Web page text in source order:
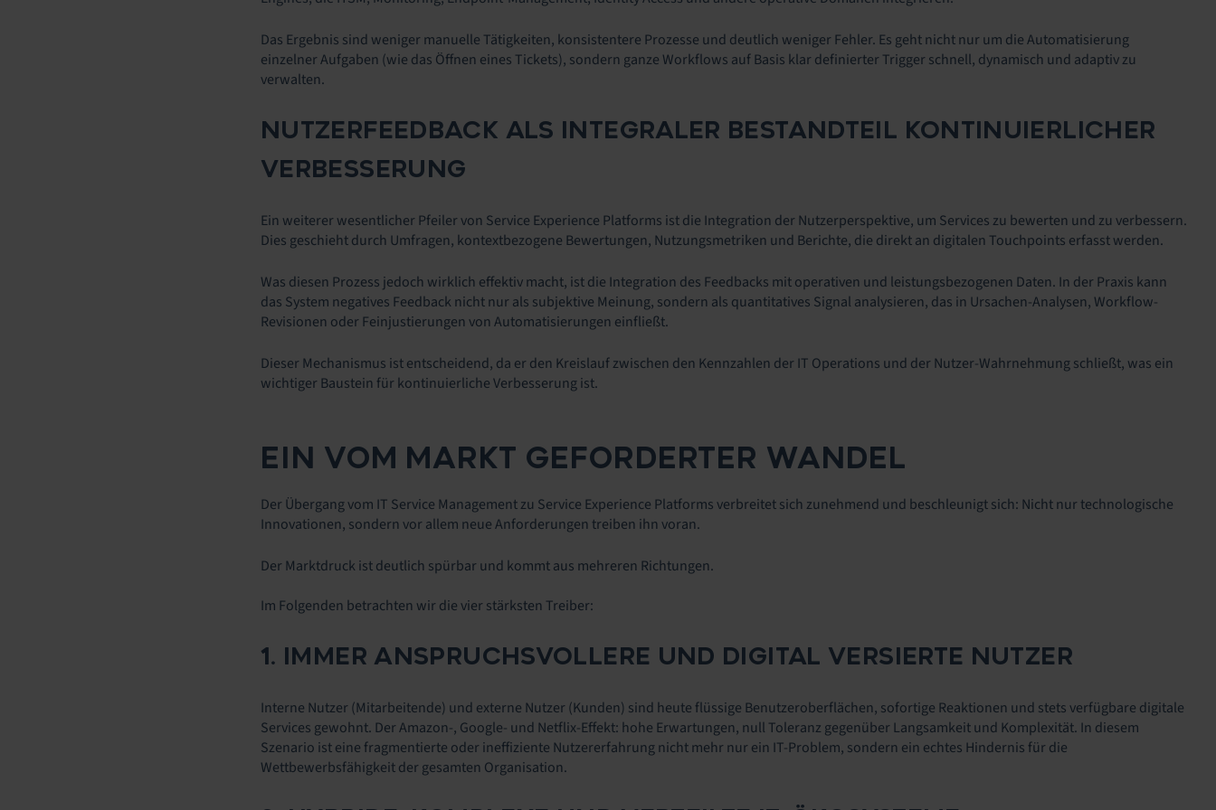
Das Ergebnis sind weniger manuelle Tätigkeiten, konsistentere Prozesse und deutlich weniger Fehler. Es geht nicht nur um die Automatisierung
einzelner Aufgaben (wie das Öffnen eines Tickets), sondern ganze Workflows auf Basis klar definierter Trigger schnell, dynamisch und adaptiv zu
verwalten.
NUTZERFEEDBACK ALS INTEGRALER BESTANDTEIL KONTINUIERLICHER
VERBESSERUNG
Ein weiterer wesentlicher Pfeiler von Service Experience Platforms ist die Integration der Nutzerperspektive, um Services zu bewerten und zu verbessern.
Dies geschieht durch Umfragen, kontextbezogene Bewertungen, Nutzungsmetriken und Berichte, die direkt an digitalen Touchpoints erfasst werden.
Was diesen Prozess jedoch wirklich effektiv macht, ist die Integration des Feedbacks mit operativen und leistungsbezogenen Daten. In der Praxis kann
das System negatives Feedback nicht nur als subjektive Meinung, sondern als quantitatives Signal analysieren, das in Ursachen-Analysen, Workflow-
Revisionen oder Feinjustierungen von Automatisierungen einfließt.
Dieser Mechanismus ist entscheidend, da er den Kreislauf zwischen den Kennzahlen der IT Operations und der Nutzer-Wahrnehmung schließt, was ein
wichtiger Baustein für kontinuierliche Verbesserung ist.
EIN VOM MARKT GEFORDERTER WANDEL
Der Übergang vom IT Service Management zu Service Experience Platforms verbreitet sich zunehmend und beschleunigt sich: Nicht nur technologische
Innovationen, sondern vor allem neue Anforderungen treiben ihn voran.
Der Marktdruck ist deutlich spürbar und kommt aus mehreren Richtungen.
Im Folgenden betrachten wir die vier stärksten Treiber:
1. IMMER ANSPRUCHSVOLLERE UND DIGITAL VERSIERTE NUTZER
Interne Nutzer (Mitarbeitende) und externe Nutzer (Kunden) sind heute flüssige Benutzeroberflächen, sofortige Reaktionen und stets verfügbare digitale
Services gewohnt. Der Amazon-, Google- und Netflix-Effekt: hohe Erwartungen, null Toleranz gegenüber Langsamkeit und Komplexität. In diesem
Szenario ist eine fragmentierte oder ineffiziente Nutzererfahrung nicht mehr nur ein IT-Problem, sondern ein echtes Hindernis für die
Wettbewerbsfähigkeit der gesamten Organisation.